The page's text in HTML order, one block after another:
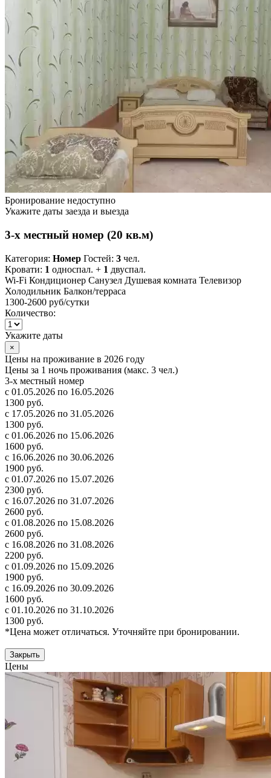
Бронирование недоступно
Укажите даты заезда и выезда
3-х местный номер (20 кв.м)
Категория: Номер Гостей: 3 чел.
Кровати: 1 односпал. + 1 двуспал.
Wi-Fi Кондиционер Санузел Душевая комната Телевизор
Холодильник Балкон/терраса
1300-2600 руб/сутки
Количество:
Укажите даты
×
Цены на проживание в 2026 году
Цены за 1 ночь проживания (макс. 3 чел.)
3-х местный номер
с 01.05.2026 по 16.05.2026
1300 руб.
с 17.05.2026 по 31.05.2026
1300 руб.
с 01.06.2026 по 15.06.2026
1600 руб.
с 16.06.2026 по 30.06.2026
1900 руб.
с 01.07.2026 по 15.07.2026
2300 руб.
с 16.07.2026 по 31.07.2026
2600 руб.
с 01.08.2026 по 15.08.2026
2600 руб.
с 16.08.2026 по 31.08.2026
2200 руб.
с 01.09.2026 по 15.09.2026
1900 руб.
с 16.09.2026 по 30.09.2026
1600 руб.
с 01.10.2026 по 31.10.2026
1300 руб.
*Цена может отличаться. Уточняйте при бронировании.
Закрыть
Цены